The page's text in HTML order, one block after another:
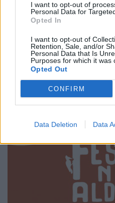
I want to opt-out of
Personal Data for
Opted In
I want to opt-out of
Retention, Sale, and/or
Personal Data that Is
Purposes for which it was
Opted Out
CONFIRM
Data Deletion Data
Grandiosas Festas em
em Ossela
6/08/2026